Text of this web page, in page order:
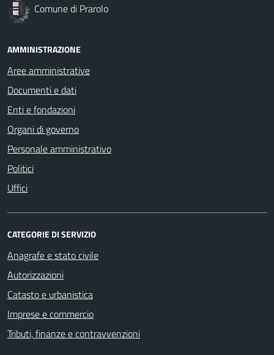
Comune di Prarolo
AMMINISTRAZIONE
Aree amministrative
Documenti e dati
Enti e fondazioni
Organi di governo
Personale amministrativo
Politici
Uffici
CATEGORIE DI SERVIZIO
Anagrafe e stato civile
Autorizzazioni
Catasto e urbanistica
Imprese e commercio
Tributi, finanze e contravvenzioni